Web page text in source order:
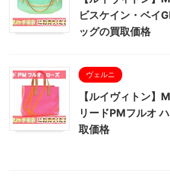
ビスケイン・ベイ
ッグの買取価格
ヴェルニ
【ルイヴィトン】
リードPMフルオ
取価格